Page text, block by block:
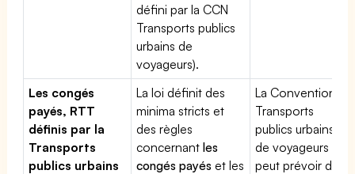
défini par la CCN
Transports publics
urbains de
voyageurs).
Les congés
payés, RTT
définis par la
Transports
publics urbains
La loi définit des
minima stricts et
des règles
concernantles
congés payés et les
La Convention
Transports
publics urbains
de voyageurs
peut prévoir de